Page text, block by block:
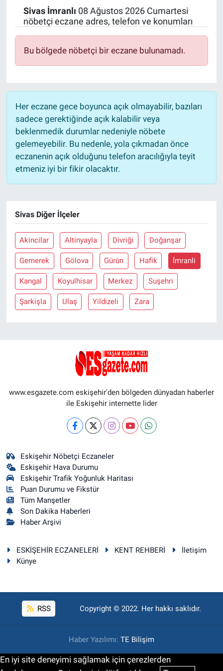
Sivas İmranlı 08 Ağustos 2026 Cumartesi
nöbetçi eczane adres, telefon ve konumları
Bu bölgede nöbetçi bir eczane bulunamadı.
Her eczane gece boyunca açık olmayabilir, bazıları
sadece gerektiğinde açık kalabilir veya
beklenmedik durumlar nedeniyle nöbete
gelemeyebilir. Bu nedenle, yola çıkmadan önce
eczanenin açık olduğunu telefon aracılığıyla teyit
etmeniz iyi bir fikir olacaktır.
Sivas Diğer İlçeler
Akincilar Altinyayla Divriği Doğanşar
Gemerek Gölova Gürün Hafik İmranli
Kangal Koyulhisar Merkez Suşehri
Şarkişla Ulaş Yildizeli Zara
www.esgazete.com eskişehir'den bölgeden dünyadan haberler
ile Eskişehir internette lider
Eskişehir Nöbetçi Eczaneler
Eskişehir Hava Durumu
Eskişehir Trafik Yoğunluk Haritası
Puan Durumu ve Fikstür
Tüm Manşetler
Son Dakika Haberleri
Haber Arşivi
ESKİŞEHİR ECZANELERİ KENT REHBERİ
İletişim
Künye
RSS Copyright © 2022. Her hakkı saklıdır.
Haber Yazılımı: TE Bilişim
En iyi site deneyimi sağlamak için çerezlerden
Politika
Kütahya
Gezi
Genel
Çevre
Yerel
Bilim ve Teknoloji